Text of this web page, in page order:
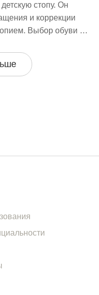
стопу. Он
и коррекции
Выбор обуви с
стоит обращать
обеспечить комфорт и